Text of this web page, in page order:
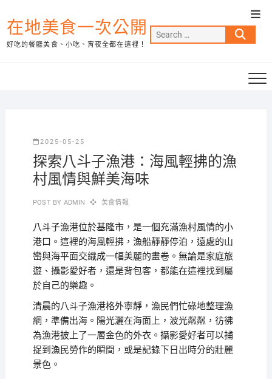
to
content
在地美食一次公開
好吃的餐廳美食、小吃、宵夜全都在這裡！
Search
…
2025-05-25
探索八斗子漁港：海風輕拂的漁
村風情與鮮美海味
POST BY ADMIN 美食情報
八斗子漁港位於基隆市，是一個充滿漁村風情的小
港口。這裡的海風輕拂，漁船靜靜停泊，遠處的山
巒與海平面交織成一幅美麗的畫卷。無論是家庭旅
遊、攝影愛好者，還是背包客，都能在這裡找到屬
於自己的樂趣。
清晨的八斗子漁港格外寧靜，漁民們忙碌地整理漁
網，準備出海。陽光灑在海面上，波光粼粼，彷彿
為漁港披上了一層金色的外衣。攝影愛好者可以捕
捉到漁民勞作的瞬間，或是記錄下日出時分的壯麗
景色。